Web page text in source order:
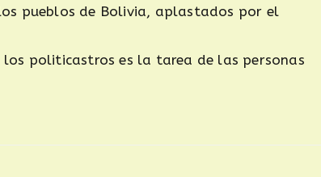
pueblos de Bolivia, aplastados por el
los politicastros es la tarea de las personas